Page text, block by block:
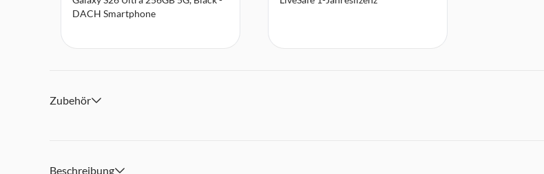
DACH Smartphone
Zubehör
Beschreibung